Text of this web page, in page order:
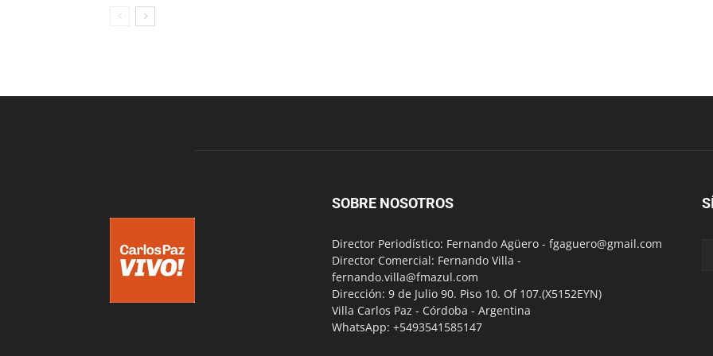
SOBRE NOSOTROS
Director Periodístico: Fernando Agüero - fgaguero@gmail.com
Director Comercial: Fernando Villa -
fernando.villa@fmazul.com
Dirección: 9 de Julio 90. Piso 10. Of 107.(X5152EYN)
Villa Carlos Paz - Córdoba - Argentina
WhatsApp: +5493541585147